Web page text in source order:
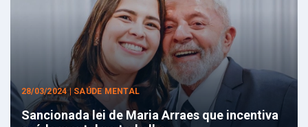
28/03/2024 | SAÚDE MENTAL
Sancionada lei de Maria Arraes que incentiva